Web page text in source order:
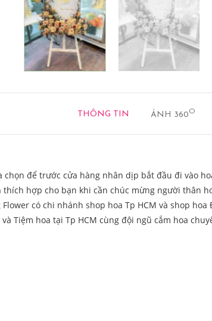
THÔNG TIN ẢNH 360O
chọn để trước cửa hàng nhân dịp bắt đầu đi vào
thích hợp cho bạn khi cần chúc mừng người thân
có chi nhánh shop hoa Tp HCM và shop
Tiệm hoa tại Tp HCM cùng đội ngũ cắm hoa